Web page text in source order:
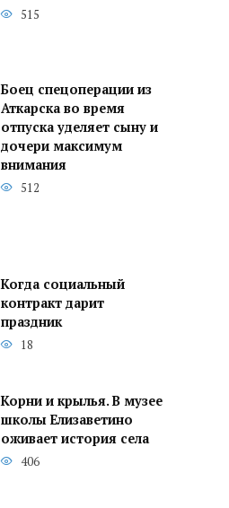
515
Боец спецоперации из
Аткарска во время
отпуска уделяет сыну и
дочери максимум
внимания
512
Когда социальный
контракт дарит
праздник
18
Корни и крылья. В музее
школы Елизаветино
оживает история села
406